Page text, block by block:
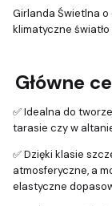
Girlanda Świetlna o
klimatyczne
Główne
✅ Idealna do
tarasie czy w
✅ Dzięki klasie
atmosferyczne, a
elastyczne